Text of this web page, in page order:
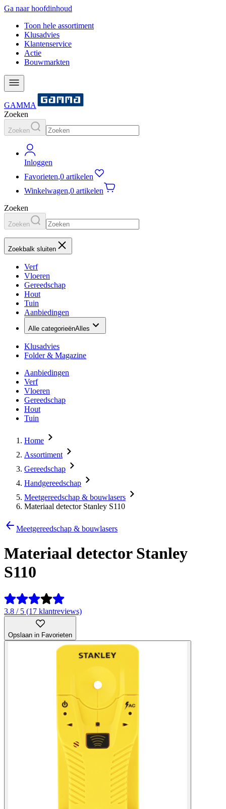
Ga naar hoofdinhoud
Toon hele assortiment
Klusadvies
Klantenservice
Actie
Bouwmarkten
GAMMA
Zoeken
Zoeken
Inloggen
Favorieten,0 artikelen
Winkelwagen,0 artikelen
Zoeken
Zoeken
Zoekbalk sluiten
Verf
Vloeren
Gereedschap
Hout
Tuin
Aanbiedingen
Alle categorieënAlles
Klusadvies
Folder & Magazine
Aanbiedingen
Verf
Vloeren
Gereedschap
Hout
Tuin
Home
Assortiment
Gereedschap
Handgereedschap
Meetgereedschap & bouwlasers
Materiaal detector Stanley S110
Meetgereedschap & bouwlasers
Materiaal detector Stanley
S110
3.8 / 5 (17 klantreviews)
Opslaan in Favorieten